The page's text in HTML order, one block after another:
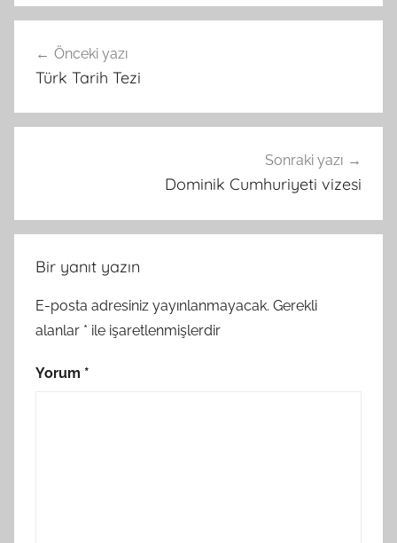
gezinmesi
Önceki yazı
Türk Tarih Tezi
Sonraki yazı
Dominik Cumhuriyeti vizesi
Bir yanıt yazın
E-posta adresiniz yayınlanmayacak. Gerekli
alanlar * ile işaretlenmişlerdir
Yorum *